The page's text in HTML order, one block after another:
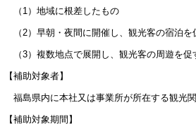
（1）地域に根差したもの
（2）早朝・夜間に開催し、観光客の宿泊を
（3）複数地点で展開し、観光客の周遊を促
【補助対象者】
福島県内に本社又は事業所が所在する観光
【補助対象期間】